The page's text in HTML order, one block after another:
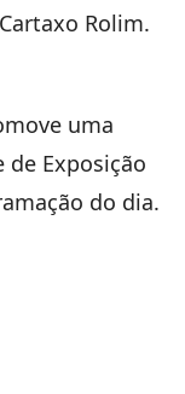
Rolim.
uma
de Exposição
do dia.